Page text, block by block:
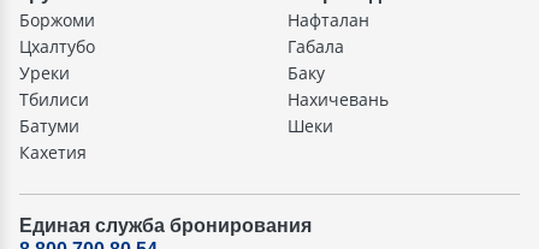
Боржоми
Цхалтубо
Уреки
Тбилиси
Батуми
Кахетия
Нафталан
Габала
Баку
Нахичевань
Шеки
Единая служба бронирования